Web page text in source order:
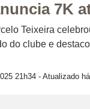
7K
Teixeira
do clube e
21h34 - Atualizado